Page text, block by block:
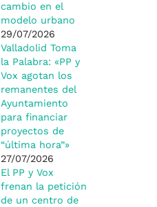
cambio en el
modelo urbano
29/07/2026
Valladolid Toma
la Palabra: «PP y
Vox agotan los
remanentes del
Ayuntamiento
para financiar
proyectos de
“última hora”»
27/07/2026
El PP y Vox
frenan la petición
de un centro de